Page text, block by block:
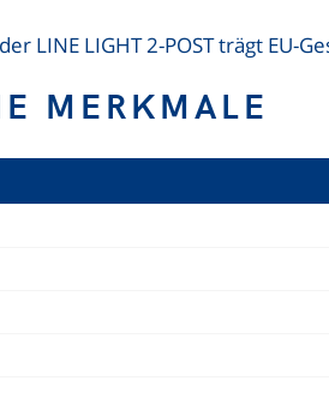
LINE LIGHT 2-POST trägt EU-
MERKMALE